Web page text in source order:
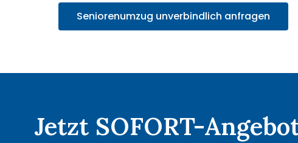
Seniorenumzug unverbindlich anfragen
Jetzt SOFORT-